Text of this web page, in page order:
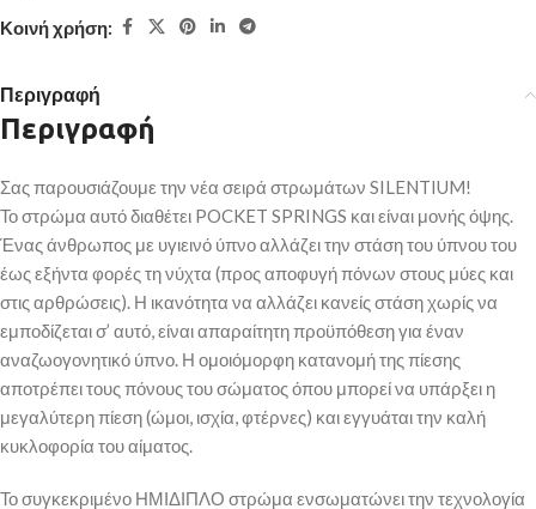
Κοινή χρήση:
Περιγραφή
Περιγραφή
Σας παρουσιάζουμε την νέα σειρά στρωμάτων SILENTIUM!
Το στρώμα αυτό διαθέτει POCKET SPRINGS και είναι μονής όψης.
Ένας άνθρωπος με υγιεινό ύπνο αλλάζει την στάση του ύπνου του
έως εξήντα φορές τη νύχτα (προς αποφυγή πόνων στους μύες και
στις αρθρώσεις). Η ικανότητα να αλλάζει κανείς στάση χωρίς να
εμποδίζεται σ’ αυτό, είναι απαραίτητη προϋπόθεση για έναν
αναζωογονητικό ύπνο. Η ομοιόμορφη κατανομή της πίεσης
αποτρέπει τους πόνους του σώματος όπου μπορεί να υπάρξει η
μεγαλύτερη πίεση (ώμοι, ισχία, φτέρνες) και εγγυάται την καλή
κυκλοφορία του αίματος.
Το συγκεκριμένο ΗΜΙΔΙΠΛΟ στρώμα ενσωματώνει την τεχνολογία